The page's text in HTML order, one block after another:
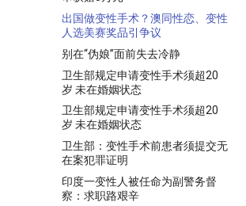
出国做变性手术？澳同性恋、变性
人选美赛奖品引争议
别在“伪娘”面前失去冷静
卫生部规定申请变性手术须超20
岁 未在婚姻状态
卫生部规定申请变性手术须超20
岁 未在婚姻状态
卫生部：变性手术前患者须提交无
在案犯罪证明
印度一变性人被任命为副警务督
察：求职路艰辛